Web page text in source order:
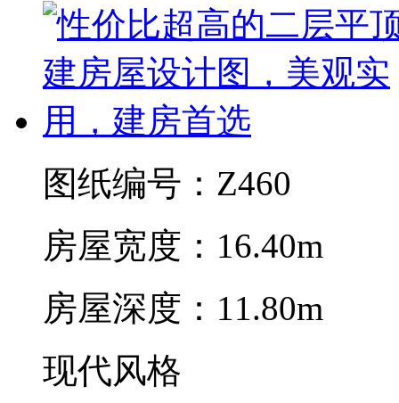
图纸编号：Z460
房屋宽度：16.40m
房屋深度：11.80m
现代风格